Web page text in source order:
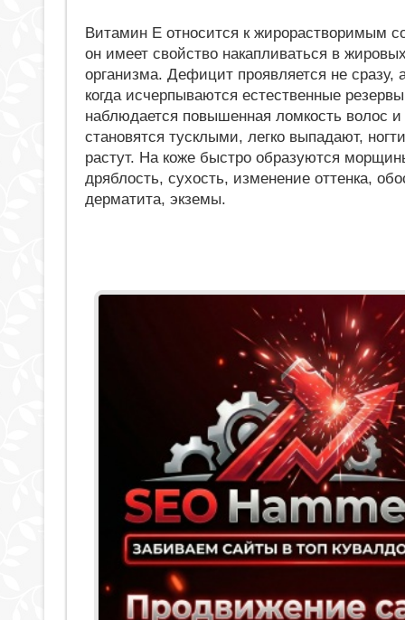
Витамин Е относится к жирорастворимым
он имеет свойство накапливаться в
организма. Дефицит проявляется не сразу,
когда исчерпываются естественные
наблюдается повышенная ломкость волос
становятся тусклыми, легко выпадают,
растут. На коже быстро образуются
дряблость, сухость, изменение оттенка,
дерматита, экземы.